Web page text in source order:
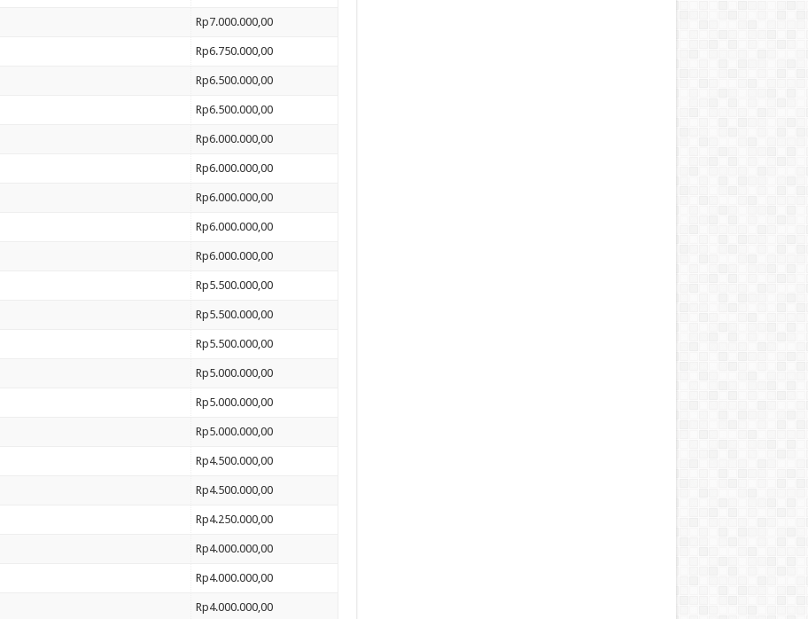
Rp7.000.000,00
Rp6.750.000,00
Rp6.500.000,00
Rp6.500.000,00
Rp6.000.000,00
Rp6.000.000,00
Rp6.000.000,00
Rp6.000.000,00
Rp6.000.000,00
Rp5.500.000,00
Rp5.500.000,00
Rp5.500.000,00
Rp5.000.000,00
Rp5.000.000,00
Rp5.000.000,00
Rp4.500.000,00
Rp4.500.000,00
Rp4.250.000,00
Rp4.000.000,00
Rp4.000.000,00
Rp4.000.000,00